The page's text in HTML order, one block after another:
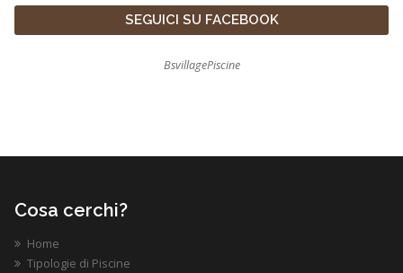
SEGUICI SU FACEBOOK
BsvillagePiscine
Cosa cerchi?
Home
Tipologie di Piscine